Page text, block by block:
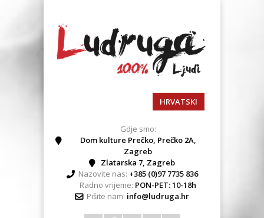
HRVATSKI
Gdje smo:
Dom kulture Prečko, Prečko 2A,
Zagreb
Zlatarska 7, Zagreb
Nazovite nas: +385 (0)97 7735 836
Radno vrijeme: PON-PET: 10-18h
Pišite nam: info@ludruga.hr